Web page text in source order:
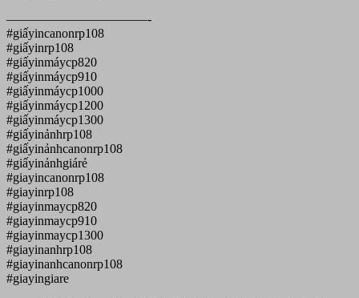
———————————-
#giấyincanonrp108
#giấyinrp108
#giấyinmáycp820
#giấyinmáycp910
#giấyinmáycp1000
#giấyinmáycp1200
#giấyinmáycp1300
#giấyinảnhrp108
#giấyinảnhcanonrp108
#giấyinảnhgiárẻ
#giayincanonrp108
#giayinrp108
#giayinmaycp820
#giayinmaycp910
#giayinmaycp1300
#giayinanhrp108
#giayinanhcanonrp108
#giayingiare